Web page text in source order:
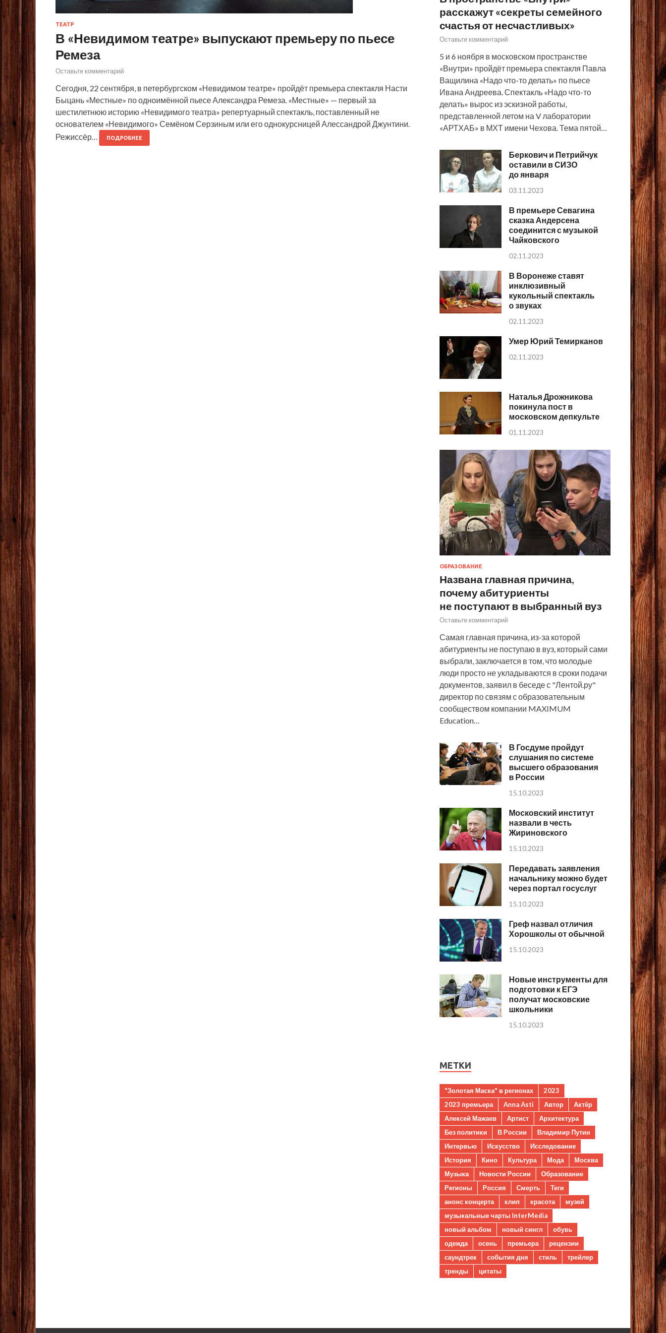
ТЕАТР
В «Невидимом театре» выпускают премьеру по пьесе
Ремеза
Оставьте комментарий
Сегодня, 22 сентября, в петербургском «Невидимом театре» пройдёт премьера спектакля Насти
Быцань «Местные» по одноимённой пьесе Александра Ремеза. «Местные» — первый за
шестилетнюю историю «Невидимого театра» репертуарный спектакль, поставленный не
основателем «Невидимого» Семёном Серзиным или его однокурсницей Алессандрой Джунтини.
Режиссёр…
ПОДРОБНЕЕ
расскажут «секреты семейного
счастья от несчастливых»
Оставьте комментарий
5 и 6 ноября в московском пространстве
«Внутри» пройдёт премьера спектакля Павла
Ващилина «Надо что-то делать» по пьесе
Ивана Андреева. Спектакль «Надо что-то
делать» вырос из эскизной работы,
представленной летом на V лаборатории
«АРТХАБ» в МХТ имени Чехова. Тема пятой…
Беркович и Петрийчук
оставили в СИЗО
до января
03.11.2023
В премьере Севагина
сказка Андерсена
соединится с музыкой
Чайковского
02.11.2023
В Воронеже ставят
инклюзивный
кукольный спектакль
о звуках
02.11.2023
Умер Юрий Темирканов
02.11.2023
Наталья Дрожникова
покинула пост в
московском депкульте
01.11.2023
ОБРАЗОВАНИЕ
Названа главная причина,
почему абитуриенты
не поступают в выбранный вуз
Оставьте комментарий
Самая главная причина, из-за которой
абитуриенты не поступаю в вуз, который сами
выбрали, заключается в том, что молодые
люди просто не укладываются в сроки подачи
документов, заявил в беседе с "Лентой.ру"
директор по связям с образовательным
сообществом компании MAXIMUM
Education…
В Госдуме пройдут
слушания по системе
высшего образования
в России
15.10.2023
Московский институт
назвали в честь
Жириновского
15.10.2023
Передавать заявления
начальнику можно будет
через портал госуслуг
15.10.2023
Греф назвал отличия
Хорошколы от обычной
15.10.2023
Новые инструменты для
подготовки к ЕГЭ
получат московские
школьники
15.10.2023
МЕТКИ
"Золотая Маска" в регионах
2023
2023 премьера
Anna Asti Автор
Актёр
Алексей Мажаев
Артист
Архитектура
Без политики
В России
Владимир Путин
Интервью
Искусство
Исследование
История
Кино Культура Мода
Москва
Музыка
Новости России
Образование
Регионы
Россия Смерть
Теги
анонс концерта
клип красота
музей
музыкальные чарты InterMedia
новый альбом
новый сингл
обувь
одежда
осень премьера
рецензии
саундтрек
события дня стиль
трейлер
тренды
цитаты